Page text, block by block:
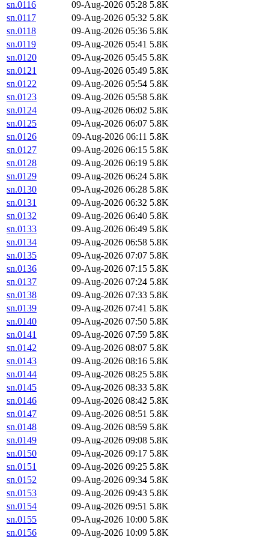
sn.0116 09-Aug-2026 05:28 5.8K
sn.0117
09-Aug-2026 05:32 5.8K
sn.0118
09-Aug-2026 05:36 5.8K
sn.0119
09-Aug-2026 05:41 5.8K
sn.0120
09-Aug-2026 05:45 5.8K
sn.0121
09-Aug-2026 05:49 5.8K
sn.0122
09-Aug-2026 05:54 5.8K
sn.0123
09-Aug-2026 05:58 5.8K
sn.0124
09-Aug-2026 06:02 5.8K
sn.0125
09-Aug-2026 06:07 5.8K
sn.0126
09-Aug-2026 06:11 5.8K
sn.0127
09-Aug-2026 06:15 5.8K
sn.0128
09-Aug-2026 06:19 5.8K
sn.0129
09-Aug-2026 06:24 5.8K
sn.0130
09-Aug-2026 06:28 5.8K
sn.0131
09-Aug-2026 06:32 5.8K
sn.0132
09-Aug-2026 06:40 5.8K
sn.0133
09-Aug-2026 06:49 5.8K
sn.0134
09-Aug-2026 06:58 5.8K
sn.0135
09-Aug-2026 07:07 5.8K
sn.0136
09-Aug-2026 07:15 5.8K
sn.0137
09-Aug-2026 07:24 5.8K
sn.0138
09-Aug-2026 07:33 5.8K
sn.0139
09-Aug-2026 07:41 5.8K
sn.0140
09-Aug-2026 07:50 5.8K
sn.0141
09-Aug-2026 07:59 5.8K
sn.0142
09-Aug-2026 08:07 5.8K
sn.0143
09-Aug-2026 08:16 5.8K
sn.0144
09-Aug-2026 08:25 5.8K
sn.0145
09-Aug-2026 08:33 5.8K
sn.0146
09-Aug-2026 08:42 5.8K
sn.0147
09-Aug-2026 08:51 5.8K
sn.0148
09-Aug-2026 08:59 5.8K
sn.0149
09-Aug-2026 09:08 5.8K
sn.0150
09-Aug-2026 09:17 5.8K
sn.0151
09-Aug-2026 09:25 5.8K
sn.0152
09-Aug-2026 09:34 5.8K
sn.0153
09-Aug-2026 09:43 5.8K
sn.0154
09-Aug-2026 09:51 5.8K
sn.0155
09-Aug-2026 10:00 5.8K
sn.0156
09-Aug-2026 10:09 5.8K